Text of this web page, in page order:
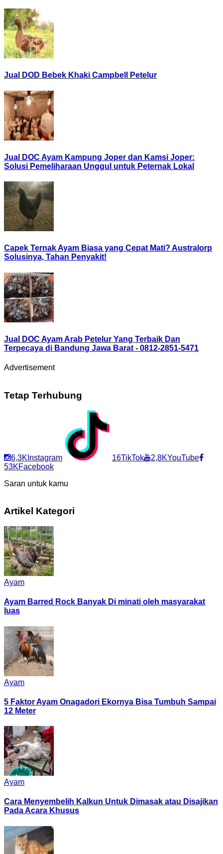
Jual DOD Bebek Khaki Campbell Petelur
Jual DOC Ayam Kampung Joper dan Kamsi Joper:
Solusi Pemeliharaan Unggul untuk Peternak Lokal
Capek Ternak Ayam Biasa yang Cepat Mati? Australorp
Solusinya, Tahan Penyakit!
Jual DOC Ayam Arab Petelur Yang Terbaik Dan
Terpecaya di Bandung Jawa Barat - 0812-2851-5471
Advertisement
Tetap Terhubung
6,3K Instagram 16TikTok 2,8KYouTube
53KFacebook
Saran untuk kamu
Artikel Kategori
Ayam
Ayam Barred Rock Banyak Di minati oleh masyarakat
luas
Ayam
5 Faktor Ayam Onagadori Ekornya Bisa Tumbuh Sampai
12 Meter
Ayam
Cara Menyembelih Kalkun Untuk Dimasak atau Disajikan
Pada Acara Khusus